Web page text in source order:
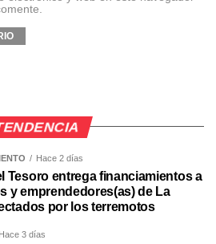
Hace 2 días
Tesoro entrega financiamientos a
y emprendedores(as) de La
por los terremotos
Hace 3 días